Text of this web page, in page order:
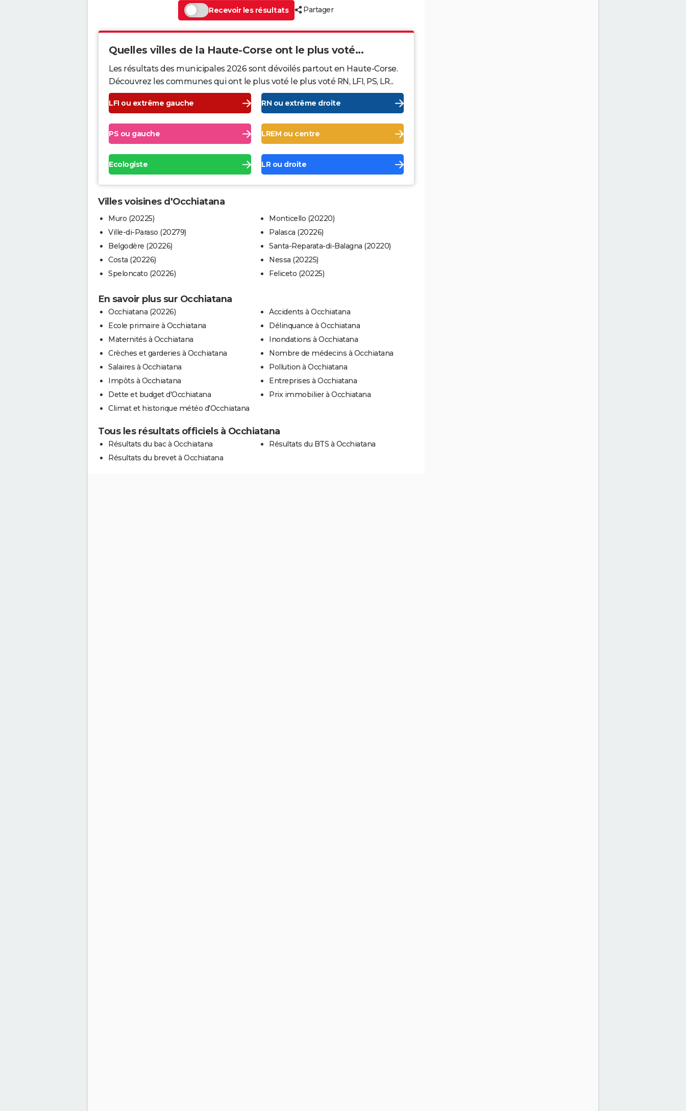
Recevoir les résultats
Partager
Quelles villes de la Haute-Corse ont le plus voté...
Les résultats des municipales 2026 sont dévoilés partout en Haute-Corse.
Découvrez les communes qui ont le plus voté le plus voté RN, LFI, PS, LR...
LFI ou extrême gauche RN ou extrême droite
PS ou gauche LREM ou centre
Ecologiste LR ou droite
Villes voisines d'Occhiatana
Muro (20225)
Ville-di-Paraso (20279)
Belgodère (20226)
Costa (20226)
Speloncato (20226)
Monticello (20220)
Palasca (20226)
Santa-Reparata-di-Balagna (20220)
Nessa (20225)
Feliceto (20225)
En savoir plus sur Occhiatana
Occhiatana (20226)
Ecole primaire à Occhiatana
Maternités à Occhiatana
Crèches et garderies à Occhiatana
Salaires à Occhiatana
Impôts à Occhiatana
Dette et budget d'Occhiatana
Climat et historique météo d'Occhiatana
Accidents à Occhiatana
Délinquance à Occhiatana
Inondations à Occhiatana
Nombre de médecins à Occhiatana
Pollution à Occhiatana
Entreprises à Occhiatana
Prix immobilier à Occhiatana
Tous les résultats officiels à Occhiatana
Résultats du bac à Occhiatana
Résultats du brevet à Occhiatana
Résultats du BTS à Occhiatana